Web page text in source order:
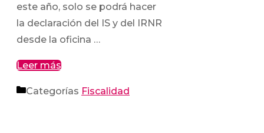
este año, solo se podrá hacer
la declaración del IS y del IRNR
desde la oficina …
Leer más
Categorías Fiscalidad